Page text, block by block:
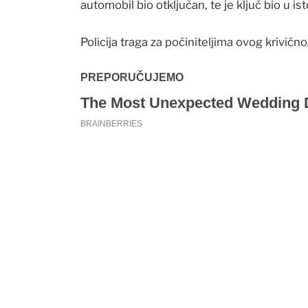
automobil bio otključan, te je ključ bio u
Policija traga za počiniteljima ovog